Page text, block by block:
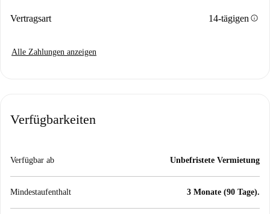
Vertragsart 14-tägigen info
Alle Zahlungen anzeigen
Verfügbarkeiten
Verfügbar ab Unbefristete Vermietung
Mindestaufenthalt 3 Monate (90 Tage).